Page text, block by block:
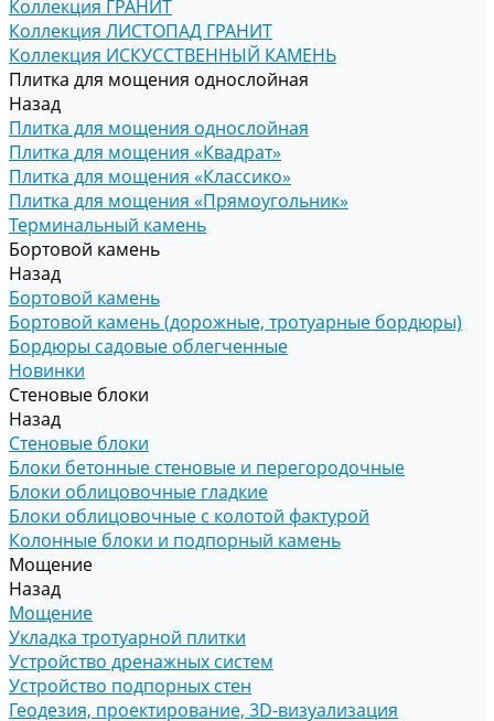
Коллекция ГРАНИТ
Коллекция ЛИСТОПАД ГРАНИТ
Коллекция ИСКУССТВЕННЫЙ КАМЕНЬ
Плитка для мощения однослойная
Назад
Плитка для мощения однослойная
Плитка для мощения «Квадрат»
Плитка для мощения «Классико»
Плитка для мощения «Прямоугольник»
Терминальный камень
Бортовой камень
Назад
Бортовой камень
Бортовой камень (дорожные, тротуарные бордюры)
Бордюры садовые облегченные
Новинки
Стеновые блоки
Назад
Стеновые блоки
Блоки бетонные стеновые и перегородочные
Блоки облицовочные гладкие
Блоки облицовочные с колотой фактурой
Колонные блоки и подпорный камень
Мощение
Назад
Мощение
Укладка тротуарной плитки
Устройство дренажных систем
Устройство подпорных стен
Геодезия, проектирование, 3D-визуализация